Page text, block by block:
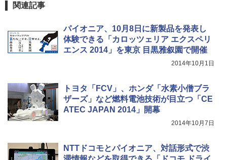
関連記事
パイオニア、10月8日に新製品を発表し
体験できる「カロッツェリア エクスペリ
エンス 2014」を東京 目黒雅叙園で開催
2014年10月1日
トヨタ「FCV」、ホンダ「水素小僧ブラ
ザーズ」など燃料電池技術が目立つ「CE
ATEC JAPAN 2014」開幕
2014年10月7日
NTTドコモとパイオニア、対話形式で渋